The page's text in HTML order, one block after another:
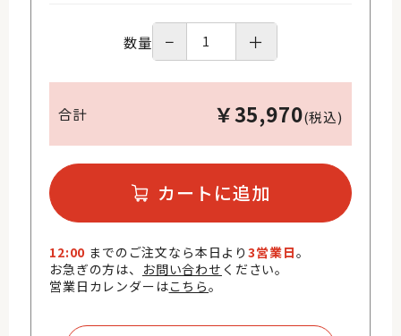
数量 − ＋
合計 ￥35,970(税込)
カートに追加
12:00 までのご注文なら本日より3営業日。
お急ぎの方は、 お問い合わせ ください。
営業日カレンダーはこちら。